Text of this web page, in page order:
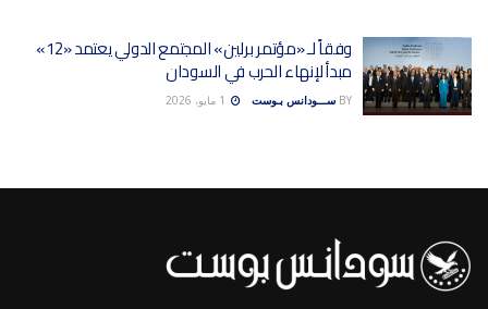
وفقاً لـ «مؤتمر برلين» المجتمع الدولي يعتمد «12»
مبدأ لإنهاء الحرب في السودان
BY ســـودانس بـوست